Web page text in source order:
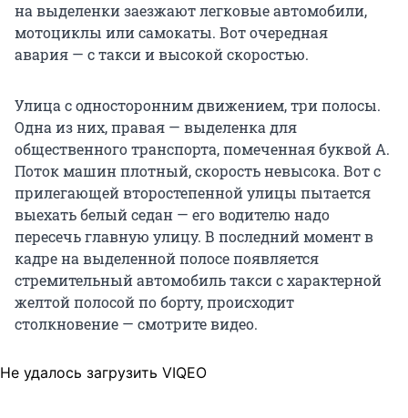
на выделенки заезжают легковые автомобили,
мотоциклы или самокаты. Вот очередная
авария — с такси и высокой скоростью.
Улица с односторонним движением, три полосы.
Одна из них, правая — выделенка для
общественного транспорта, помеченная буквой А.
Поток машин плотный, скорость невысока. Вот с
прилегающей второстепенной улицы пытается
выехать белый седан — его водителю надо
пересечь главную улицу. В последний момент в
кадре на выделенной полосе появляется
стремительный автомобиль такси с характерной
желтой полосой по борту, происходит
столкновение — смотрите видео.
Не удалось загрузить VIQEO